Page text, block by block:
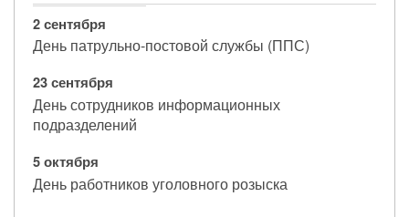
2 сентября
День патрульно-постовой службы (ППС)
23 сентября
День сотрудников информационных
подразделений
5 октября
День работников уголовного розыска